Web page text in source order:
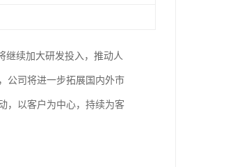
继续加大研发投入，推动人
公司将进一步拓展国内外市
，以客户为中心，持续为客